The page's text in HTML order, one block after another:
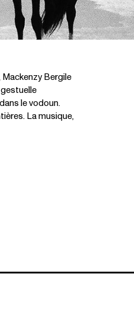
Bergile
le vodoun.
La musique,